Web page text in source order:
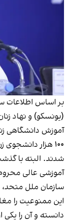
بر اساس اطلاعات
(یونسکو) و نهاد
۱۰۰ هزار
شدند. البته با
آموزشی عالی
سازمان ملل
این ممنوعیت را
دانسته و آن را